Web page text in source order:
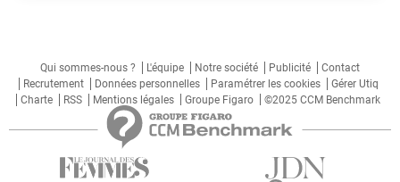
Qui sommes-nous ? L'équipe Notre société Publicité
Contact
Recrutement
Données personnelles Paramétrer les cookies
Gérer Utiq
Charte
RSS Mentions légales Groupe Figaro ©2025 CCM Benchmark